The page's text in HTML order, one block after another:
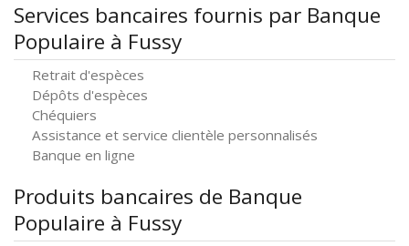
Services bancaires fournis par Banque
Populaire à Fussy
Retrait d'espèces
Dépôts d'espèces
Chéquiers
Assistance et service clientèle personnalisés
Banque en ligne
Produits bancaires de Banque
Populaire à Fussy